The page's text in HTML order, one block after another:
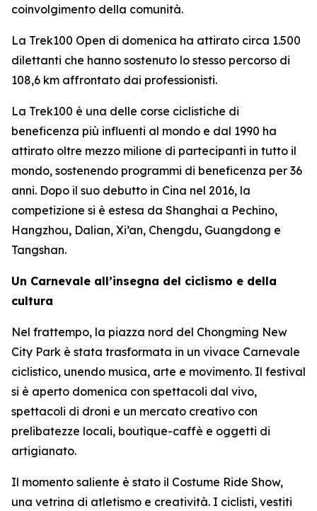
coinvolgimento della comunità.
La Trek100 Open di domenica ha attirato circa 1.500
dilettanti che hanno sostenuto lo stesso percorso di
108,6 km affrontato dai professionisti.
La Trek100 è una delle corse ciclistiche di
beneficenza più influenti al mondo e dal 1990 ha
attirato oltre mezzo milione di partecipanti in tutto il
mondo, sostenendo programmi di beneficenza per 36
anni. Dopo il suo debutto in Cina nel 2016, la
competizione si è estesa da Shanghai a Pechino,
Hangzhou, Dalian, Xi’an, Chengdu, Guangdong e
Tangshan.
Un Carnevale all’insegna del ciclismo e della
cultura
Nel frattempo, la piazza nord del Chongming New
City Park è stata trasformata in un vivace Carnevale
ciclistico, unendo musica, arte e movimento. Il festival
si è aperto domenica con spettacoli dal vivo,
spettacoli di droni e un mercato creativo con
prelibatezze locali, boutique-caffè e oggetti di
artigianato.
Il momento saliente è stato il Costume Ride Show,
una vetrina di atletismo e creatività. I ciclisti, vestiti